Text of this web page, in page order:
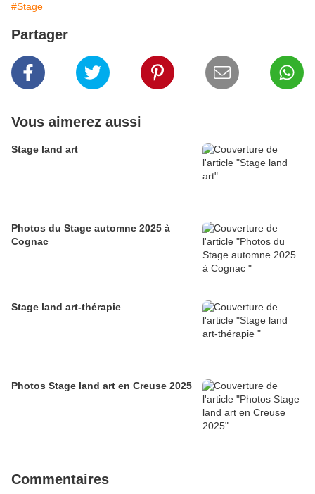
#Stage
Partager
Vous aimerez aussi
Stage land art
Photos du Stage automne 2025 à
Cognac
Stage land art-thérapie
Photos Stage land art en Creuse 2025
Commentaires